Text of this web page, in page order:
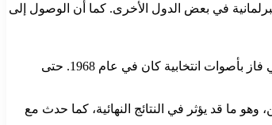
في بعض الدول الأخرى. كما أن الوصول إلى
تاريخيًا، لم تنجح الأحزاب الثالثة في إحداث تأثير ملموس في السياسة الأميركية على المستوى الوطني، وآخر مرشح غير منتمٍ للحزبين الجمهوري والديمقراطي فاز بأصوات انتخابية كان في عام 1968. حتى
ما قد يؤثر في النتائج النهائية، كما حدث مع